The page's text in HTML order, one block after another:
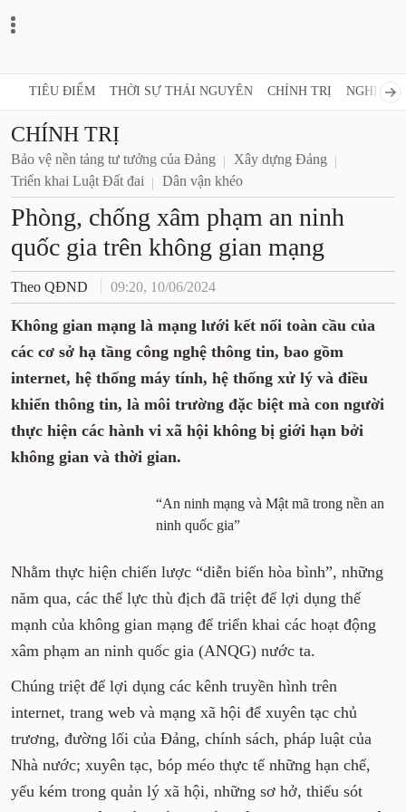
TIÊU ĐIỂM THỜI SỰ THÁI NGUYÊN CHÍNH TRỊ NGHỊ
CHÍNH TRỊ
Bảo vệ nền tảng tư tưởng của Đảng
Xây dựng Đảng
Triển khai Luật Đất đai
Dân vận khéo
Phòng, chống xâm phạm an ninh
quốc gia trên không gian mạng
Theo QĐND 09:20, 10/06/2024
Không gian mạng là mạng lưới kết nối toàn cầu của
các cơ sở hạ tầng công nghệ thông tin, bao gồm
internet, hệ thống máy tính, hệ thống xử lý và điều
khiển thông tin, là môi trường đặc biệt mà con người
thực hiện các hành vi xã hội không bị giới hạn bởi
không gian và thời gian.
“An ninh mạng và Mật mã trong nền an
ninh quốc gia”
Nhằm thực hiện chiến lược “diễn biến hòa bình”, những
năm qua, các thế lực thù địch đã triệt để lợi dụng thế
mạnh của không gian mạng để triển khai các hoạt động
xâm phạm an ninh quốc gia (ANQG) nước ta.
Chúng triệt để lợi dụng các kênh truyền hình trên
internet, trang web và mạng xã hội để xuyên tạc chủ
trương, đường lối của Đảng, chính sách, pháp luật của
Nhà nước; xuyên tạc, bóp méo thực tế những hạn chế,
yếu kém trong quản lý xã hội, những sơ hở, thiếu sót